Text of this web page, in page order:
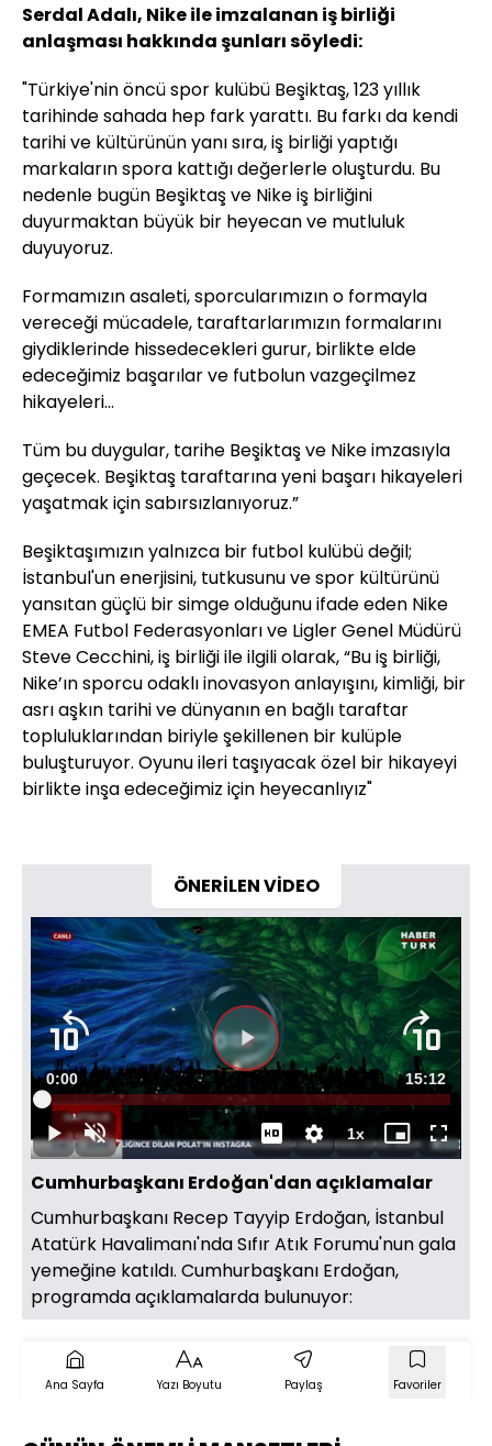
Serdal Adalı, Nike ile imzalanan iş birliği
anlaşması hakkında şunları söyledi:
"Türkiye'nin öncü spor kulübü Beşiktaş, 123 yıllık
tarihinde sahada hep fark yarattı. Bu farkı da kendi
tarihi ve kültürünün yanı sıra, iş birliği yaptığı
markaların spora kattığı değerlerle oluşturdu. Bu
nedenle bugün Beşiktaş ve Nike iş birliğini
duyurmaktan büyük bir heyecan ve mutluluk
duyuyoruz.
Formamızın asaleti, sporcularımızın o formayla
vereceği mücadele, taraftarlarımızın formalarını
giydiklerinde hissedecekleri gurur, birlikte elde
edeceğimiz başarılar ve futbolun vazgeçilmez
hikayeleri…
Tüm bu duygular, tarihe Beşiktaş ve Nike imzasıyla
geçecek. Beşiktaş taraftarına yeni başarı hikayeleri
yaşatmak için sabırsızlanıyoruz.”
Beşiktaşımızın yalnızca bir futbol kulübü değil;
İstanbul'un enerjisini, tutkusunu ve spor kültürünü
yansıtan güçlü bir simge olduğunu ifade eden Nike
EMEA Futbol Federasyonları ve Ligler Genel Müdürü
Steve Cecchini, iş birliği ile ilgili olarak, “Bu iş birliği,
Nike’ın sporcu odaklı inovasyon anlayışını, kimliği, bir
asrı aşkın tarihi ve dünyanın en bağlı taraftar
topluluklarından biriyle şekillenen bir kulüple
buluşturuyor. Oyunu ileri taşıyacak özel bir hikayeyi
birlikte inşa edeceğimiz için heyecanlıyız"
ÖNERİLEN VİDEO
Videoyu
Oynat
OynatSesi
Aç
Süre
0:00 Toplam
Süre
15:12
Yüklendi:
0.65%
1xOynatma
Hızı
Mini
oynatıcı
Tam
Ekran
Cumhurbaşkanı Erdoğan'dan açıklamalar
Cumhurbaşkanı Recep Tayyip Erdoğan, İstanbul
Atatürk Havalimanı'nda Sıfır Atık Forumu'nun gala
yemeğine katıldı. Cumhurbaşkanı Erdoğan,
programda açıklamalarda bulunuyor:
Ana Sayfa Yazı Boyutu Paylaş Favoriler